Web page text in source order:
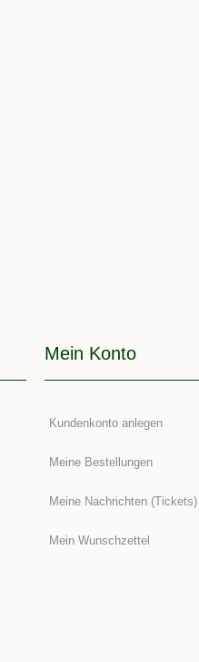
Mein Konto
Kundenkonto anlegen
Meine Bestellungen
Meine Nachrichten (Tickets)
Mein Wunschzettel